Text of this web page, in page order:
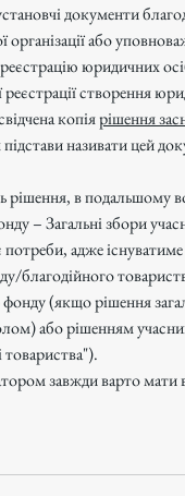
документи
або
юридичних
створення
копія рішення
підстави називати цей
в подальшому
– Загальні збори
адже
благодійного
(якщо рішення
або рішенням
товариства").
завжди варто мати